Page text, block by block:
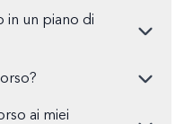
in un piano di
ai miei